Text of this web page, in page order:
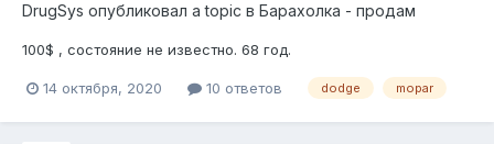
DrugSys опубликовал a topic в Барахолка - продам
100$ , состояние не известно. 68 год.
14 октября, 2020 10 ответов dodge mopar